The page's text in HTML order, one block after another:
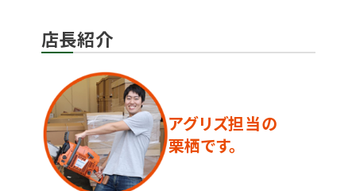
店長紹介
アグリズ担当の
栗栖です。